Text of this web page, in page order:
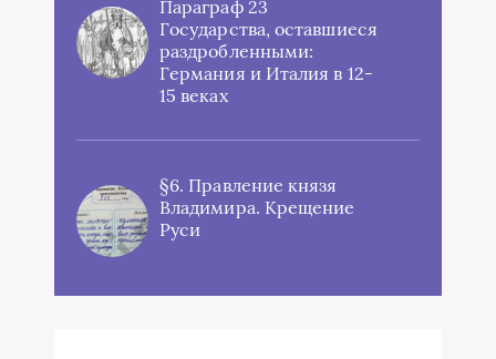
Параграф 23
Государства, оставшиеся
раздробленными:
Германия и Италия в 12-
15 веках
§6. Правление князя
Владимира. Крещение
Руси